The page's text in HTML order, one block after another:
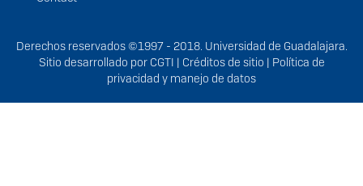
Derechos
Derechos reservados ©1997 - 2018. Universidad de Guadalajara.
Sitio desarrollado por CGTI | Créditos de sitio | Política de
privacidad y manejo de datos